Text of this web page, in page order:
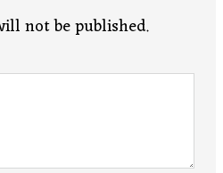
not be published.